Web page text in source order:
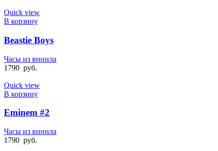
Quick view
В корзину
Beastie Boys
Часы из винила
1790 руб.
Quick view
В корзину
Eminem #2
Часы из винила
1790 руб.